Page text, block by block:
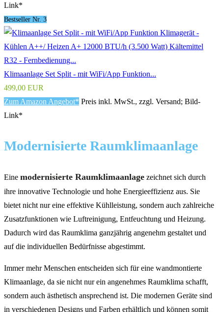
Link*
Bestseller Nr. 3
Klimaanlage Set Split - mit WiFi/App Funktion...
499,00 EUR
Zum Amazon Angebot* Preis inkl. MwSt., zzgl. Versand; Bild-
Link*
Modernisierte Raumklimaanlage
Eine modernisierte Raumklimaanlage zeichnet sich durch
ihre innovative Technologie und hohe Energieeffizienz aus. Sie
bietet nicht nur eine effektive Kühlleistung, sondern auch zahlreiche
Zusatzfunktionen wie Luftreinigung, Entfeuchtung und Heizung.
Dadurch wird das Raumklima ganzjährig angenehm gestaltet und
auf die individuellen Bedürfnisse abgestimmt.
Immer mehr Menschen entscheiden sich für eine wandmontierte
Klimaanlage, da sie nicht nur ein angenehmes Raumklima schafft,
sondern auch ästhetisch ansprechend ist. Die modernen Geräte sind
in verschiedenen Designs und Farben erhältlich und können somit